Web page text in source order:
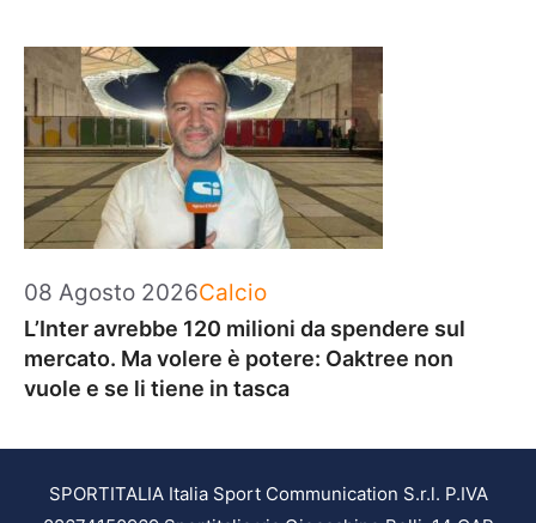
08 Agosto 2026Categorie
Calcio
L’Inter avrebbe 120 milioni da spendere sul
mercato. Ma volere è potere: Oaktree non
vuole e se li tiene in tasca
SPORTITALIA Italia Sport Communication S.r.l. P.IVA